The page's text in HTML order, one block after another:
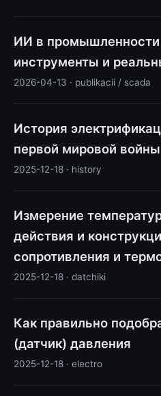
ИИ в промышленности
инструменты и
2026-04-13 · publikacii / scada
История
первой мировой войны
2025-12-18 · history
Измерение
действия и
сопротивления и
2025-12-18 · datchiki
Как правильно
(датчик) давления
2025-12-18 · electro